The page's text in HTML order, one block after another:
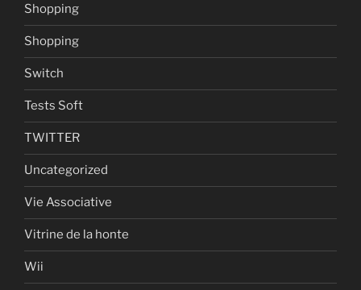
Shopping
Shopping
Switch
Tests Soft
TWITTER
Uncategorized
Vie Associative
Vitrine de la honte
Wii